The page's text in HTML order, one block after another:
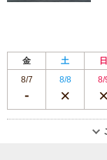
金 土 日
8/7
8/8 8/